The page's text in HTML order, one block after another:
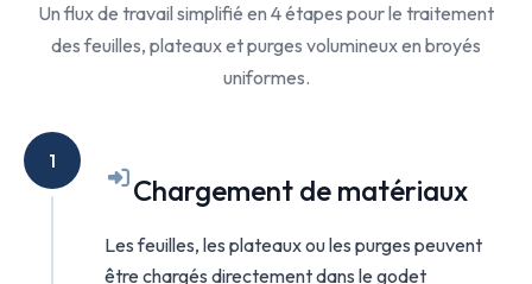
Un flux de travail simplifié en 4 étapes pour le traitement
des feuilles, plateaux et purges volumineux en broyés
uniformes.
1
Chargement de matériaux
Les feuilles, les plateaux ou les purges peuvent
être chargés directement dans le godet